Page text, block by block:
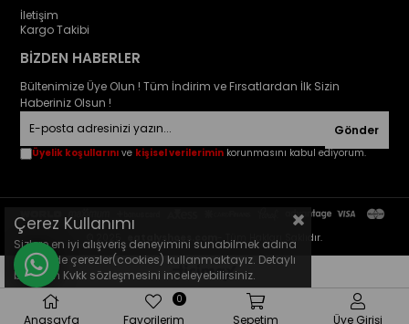
İletişim
Kargo Takibi
BİZDEN HABERLER
Bültenimize Üye Olun ! Tüm İndirim ve Fırsatlardan İlk Sizin
Haberiniz Olsun !
Gönder
Üyelik koşullarını ve kişisel verilerimin korunmasını kabul ediyorum.
© 2025 eatalyshoes.com - Tüm Hakları Saklıdır.
Çerez Kullanımı
Sizlere en iyi alışveriş deneyimini sunabilmek adına
sitemizde çerezler(cookies) kullanmaktayız. Detaylı
bilgi için Kvkk sözleşmesini inceleyebilirsiniz.
Anasayfa Favorilerim
0
Sepetim Üye Girişi